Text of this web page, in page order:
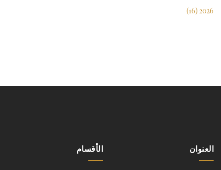
2026 (16)
العنوان الأقسام